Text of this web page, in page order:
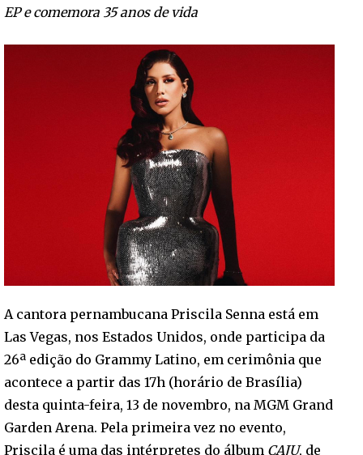
EP e comemora 35 anos de vida
A cantora pernambucana Priscila Senna está em
Las Vegas, nos Estados Unidos, onde participa da
26ª edição do Grammy Latino, em cerimônia que
acontece a partir das 17h (horário de Brasília)
desta quinta-feira, 13 de novembro, na MGM Grand
Garden Arena. Pela primeira vez no evento,
Priscila é uma das intérpretes do álbum CAJU, de